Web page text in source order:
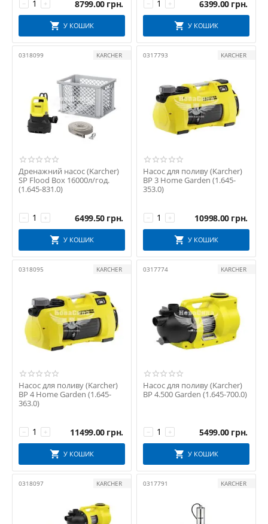
+
− 8799.00 грн.
У КОШИК
+
− 6399.00 грн.
У КОШИК
0318099 KARCHER
Дренажний насос (Karcher)
SP Flood Box 16000л/год.
(1.645-831.0)
+
− 6499.50 грн.
У КОШИК
0317793 KARCHER
Насос для поливу (Karcher)
BP 3 Home Garden (1.645-
353.0)
+
− 10998.00 грн.
У КОШИК
0318095 KARCHER
Насос для поливу (Karcher)
BP 4 Home Garden (1.645-
363.0)
+
− 11499.00 грн.
У КОШИК
0317774 KARCHER
Насос для поливу (Karcher)
BP 4.500 Garden (1.645-700.0)
+
− 5499.00 грн.
У КОШИК
0318097 KARCHER 0317791 KARCHER